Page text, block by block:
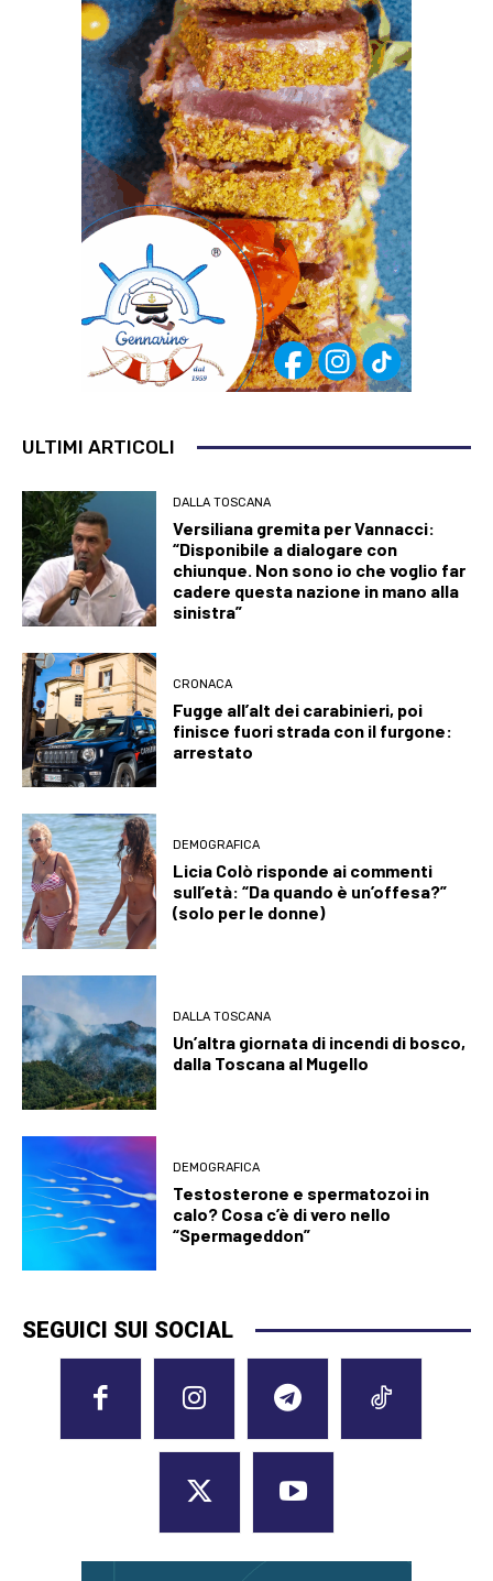
ULTIMI ARTICOLI
DALLA TOSCANA
Versiliana gremita per Vannacci:
“Disponibile a dialogare con
chiunque. Non sono io che voglio far
cadere questa nazione in mano alla
sinistra”
CRONACA
Fugge all’alt dei carabinieri, poi
finisce fuori strada con il furgone:
arrestato
DEMOGRAFICA
Licia Colò risponde ai commenti
sull’età: “Da quando è un’offesa?”
(solo per le donne)
DALLA TOSCANA
Un’altra giornata di incendi di bosco,
dalla Toscana al Mugello
DEMOGRAFICA
Testosterone e spermatozoi in
calo? Cosa c’è di vero nello
“Spermageddon”
SEGUICI SUI SOCIAL